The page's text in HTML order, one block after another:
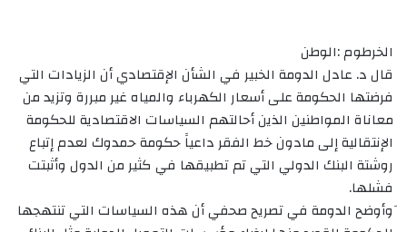
الخرطوم :الوطن
قال د. عادل الدومة الخبير في الشأن الإقتصادي أن الزيادات التي
فرضتها الحكومة على أسعار الكهرباء والمياه غير مبررة وتزيد من
معاناة المواطنين الذين أحالتهم السياسات الاقتصادية للحكومة
الإنتقالية إلى مادون خط الفقر داعياََ حكومة حمدوك لعدم إتباع
روشتة البنك الدولي التي تم تطبيقها في كثير من الدول وأثبتت
فشلها.
َوأوضح الدومة في تصريح صحفي أن هذه السياسات التي تنتهجها